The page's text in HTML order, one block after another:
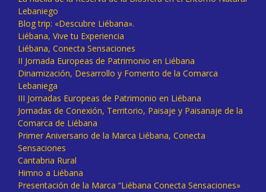
Lebaniego
Blog trip: «Descubre Liébana».
Liébana, Vive tu Experiencia
Liébana, Conecta Sensaciones
II Jornada Europeas de Patrimonio en Liébana
Dinamización, Desarrollo y Fomento de la Comarca
Lebaniega
III Jornadas Europeas de Patrimonio en Liébana
Jornadas de Conexión, Territorio, Paisaje y Paisanaje de la
Comarca de Liébana
Primer Aniversario de la Marca Liébana, Conecta
Sensaciones
Cantabria Rural
Himno a Liébana
Presentación de la Marca “Liébana Conecta Sensaciones»